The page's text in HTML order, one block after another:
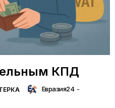
КПД
Евразия24 -